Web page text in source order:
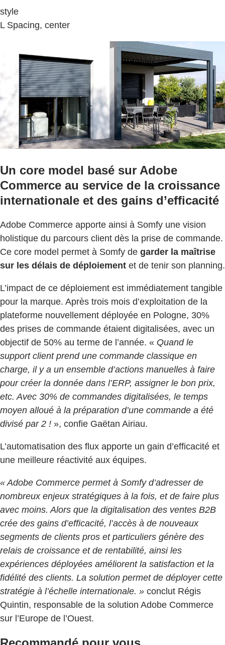
style
L Spacing, center
Un core model basé sur Adobe
Commerce au service de la croissance
internationale et des gains d’efficacité
Adobe Commerce apporte ainsi à Somfy une vision
holistique du parcours client dès la prise de commande.
Ce core model permet à Somfy de garder la maîtrise
sur les délais de déploiement et de tenir son planning.
L’impact de ce déploiement est immédiatement tangible
pour la marque. Après trois mois d’exploitation de la
plateforme nouvellement déployée en Pologne, 30%
des prises de commande étaient digitalisées, avec un
objectif de 50% au terme de l’année. « Quand le
support client prend une commande classique en
charge, il y a un ensemble d’actions manuelles à faire
pour créer la donnée dans l’ERP, assigner le bon prix,
etc. Avec 30% de commandes digitalisées, le temps
moyen alloué à la préparation d’une commande a été
divisé par 2 ! », confie Gaëtan Airiau.
L’automatisation des flux apporte un gain d’efficacité et
une meilleure réactivité aux équipes.
« Adobe Commerce permet à Somfy d’adresser de
nombreux enjeux stratégiques à la fois, et de faire plus
avec moins. Alors que la digitalisation des ventes B2B
crée des gains d’efficacité, l’accès à de nouveaux
segments de clients pros et particuliers génère des
relais de croissance et de rentabilité, ainsi les
expériences déployées améliorent la satisfaction et la
fidélité des clients. La solution permet de déployer cette
stratégie à l’échelle internationale. » conclut Régis
Quintin, responsable de la solution Adobe Commerce
sur l’Europe de l’Ouest.